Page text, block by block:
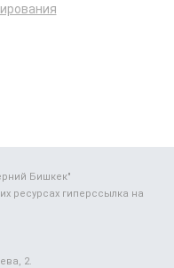
Бишкек"
ресурсах гиперссылка на
2.